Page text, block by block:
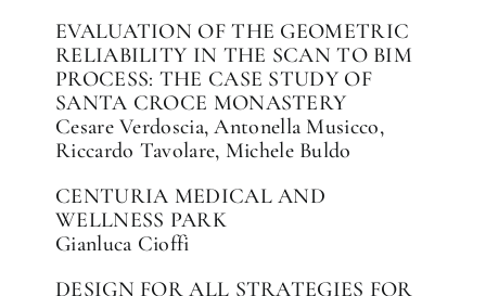
EVALUATION OF THE GEOMETRIC
RELIABILITY IN THE SCAN TO BIM
PROCESS: THE CASE STUDY OF
SANTA CROCE MONASTERY
Cesare Verdoscia, Antonella Musicco,
Riccardo Tavolare, Michele Buldo
CENTURIA MEDICAL AND
WELLNESS PARK
Gianluca Cioffi
DESIGN FOR ALL STRATEGIES FOR